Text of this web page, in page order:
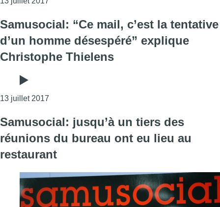
Samusocial: “Ce mail, c’est la tentative
d’un homme désespéré” explique
Christophe Thielens
13 juillet 2017
Samusocial: jusqu’à un tiers des
réunions du bureau ont eu lieu au
restaurant